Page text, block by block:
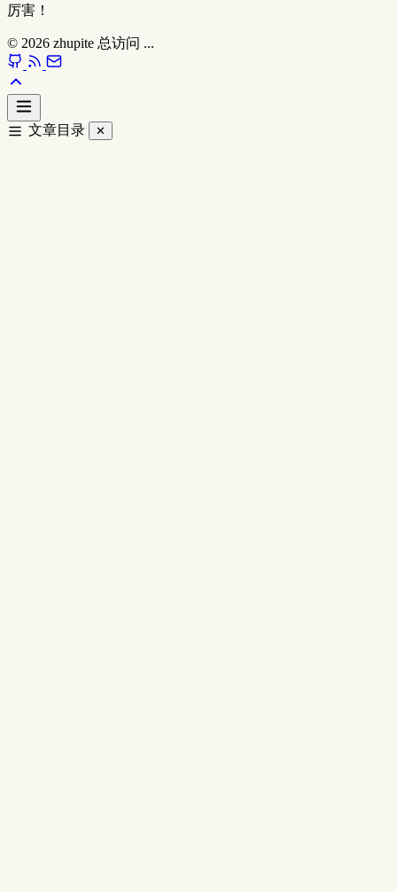
厉害！
© 2026 zhupite 总访问 ...
文章目录 ✕